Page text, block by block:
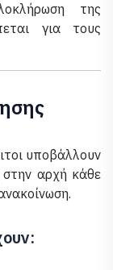
της
για τους
υποβάλλουν
αρχή κάθε